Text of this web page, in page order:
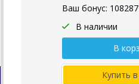
Ваш бонус: 108287
В наличии